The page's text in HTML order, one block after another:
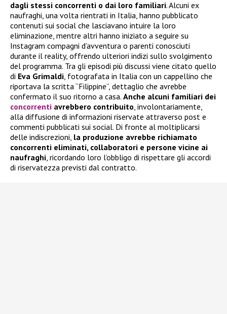
dagli stessi concorrenti o dai loro familiari. Alcuni ex
naufraghi, una volta rientrati in Italia, hanno pubblicato
contenuti sui social che lasciavano intuire la loro
eliminazione, mentre altri hanno iniziato a seguire su
Instagram compagni d’avventura o parenti conosciuti
durante il reality, offrendo ulteriori indizi sullo svolgimento
del programma. Tra gli episodi più discussi viene citato quello
di Eva Grimaldi, fotografata in Italia con un cappellino che
riportava la scritta “Filippine”, dettaglio che avrebbe
confermato il suo ritorno a casa. Anche alcuni familiari dei
concorrenti avrebbero contribuito, involontariamente,
alla diffusione di informazioni riservate attraverso post e
commenti pubblicati sui social. Di fronte al moltiplicarsi
delle indiscrezioni, la produzione avrebbe richiamato
concorrenti eliminati, collaboratori e persone vicine ai
naufraghi, ricordando loro l’obbligo di rispettare gli accordi
di riservatezza previsti dal contratto.